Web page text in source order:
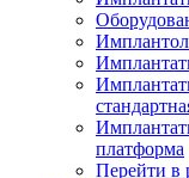
платформа
Перейти в